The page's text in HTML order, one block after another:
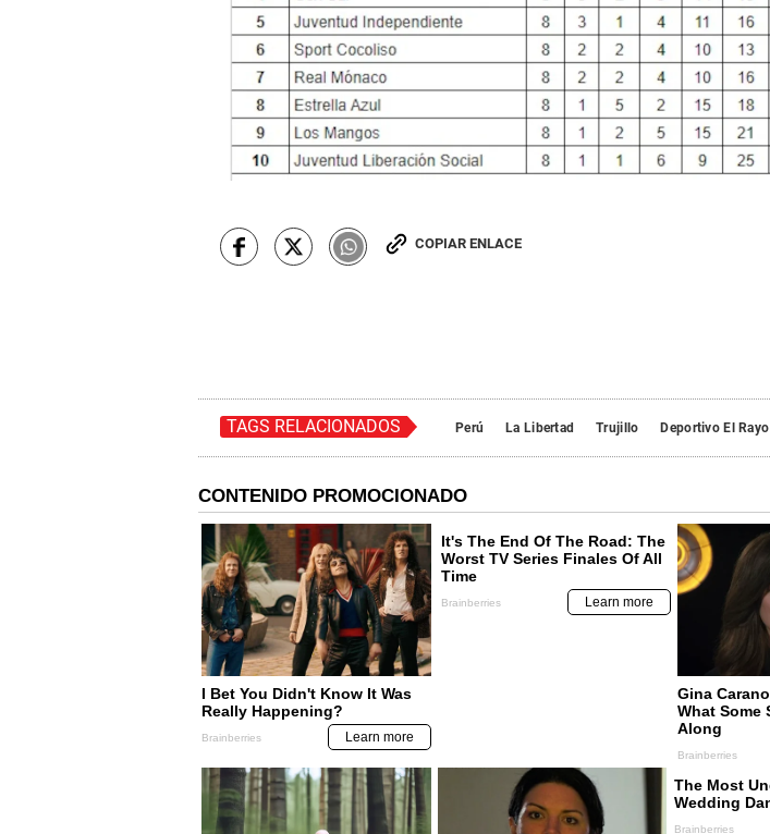
COPIAR ENLACE
TAGS RELACIONADOS Perú La Libertad Trujillo Deportivo El Rayo